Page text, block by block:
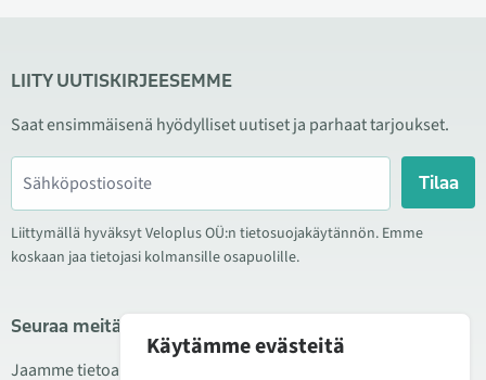
LIITY UUTISKIRJEESEMME
Saat ensimmäisenä hyödylliset uutiset ja parhaat tarjoukset.
Tilaa
Liittymällä hyväksyt Veloplus OÜ:n tietosuojakäytännön. Emme
koskaan jaa tietojasi kolmansille osapuolille.
Seuraa meitä sosiaalisessa mediassa
Jaamme tietoa hyvistä tarjouksista, uusista tuotteista ja
Käytämme evästeitä